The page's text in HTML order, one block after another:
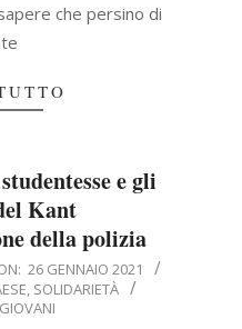
che persino di
e gli
Kant
della polizia
26 GENNAIO 2021
, SOLIDARIETÀ
GIOVANI